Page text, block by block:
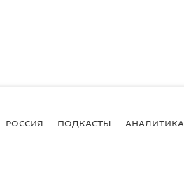
РОССИЯ ПОДКАСТЫ АНАЛИТИКА